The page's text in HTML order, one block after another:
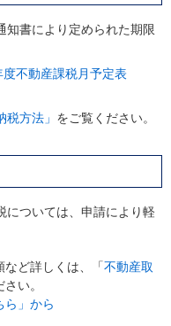
書により定められた期限
度不動産課税月予定表
税方法」 をご覧ください。
ついては、申請により軽
ど詳しくは、「不動産取
い。
ら」から